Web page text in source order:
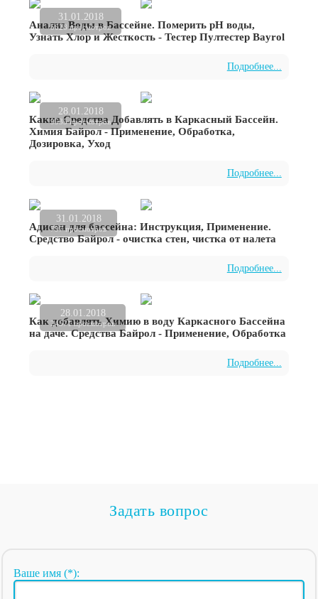
31.01.2018
5628 просмотров
Анализ Воды в Бассейне. Померить рН воды,
Узнать Хлор и Жесткость - Тестер Пултестер Bayrol
Подробнее...
28.01.2018
9535 просмотров
Какие Средства Добавлять в Каркасный Бассейн.
Химия Байрол - Применение, Обработка,
Дозировка, Уход
Подробнее...
31.01.2018
797 просмотров
Адисан для бассейна: Инструкция, Применение.
Средство Байрол - очистка стен, чистка от налета
Подробнее...
28.01.2018
24571 просмотров
Как добавлять Химию в воду Каркасного Бассейна
на даче. Средства Байрол - Применение, Обработка
Подробнее...
Задать вопрос
Ваше имя (*):